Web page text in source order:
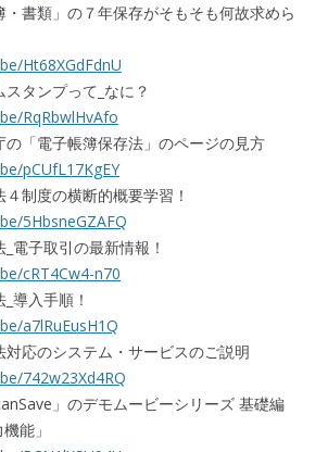
書類」の７年保存がそもそも何故求めら
Ht68XGdFdnU
タンプって_なに？
RqRbwlHvAfo
「電子帳簿保存法」のページの見方
pCUfL17KgEY
制度の横断的概要学習！
5HbsneGZAFQ
子取引の最新情報！
cRT4Cw4-n70
導入手順！
a7lRuEusH1Q
応のシステム・サービスのご説明
742w23Xd4RQ
」のデモムービーシリーズ 基礎編
能」